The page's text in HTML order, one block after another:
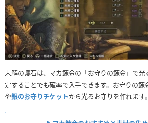
未解の護石は、マカ錬金の「お守りの錬金」で光
定することでも確率で入手できます。お守りの錬
や銀のお守りチケットから光るお守りを作れます。